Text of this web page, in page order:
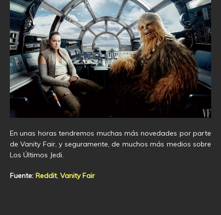
En unas horas tendremos muchas más novedades por parte
de Vanity Fair, y seguramente, de muchos más medios sobre
Los Últimos Jedi.
Fuente: Reddit, Vanity Fair